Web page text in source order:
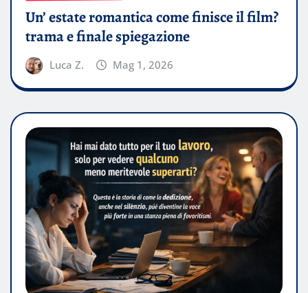
Un’ estate romantica come finisce il film?
trama e finale spiegazione
Luca Z. Mag 1, 2026